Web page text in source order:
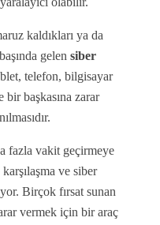
kaldıkları ya da
gelen siber
telefon, bilgisayar
bir başkasına zarar
fazla vakit geçirmeye
ve siber
Birçok fırsat sunan
vermek için bir araç